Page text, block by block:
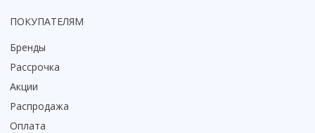
ПОКУПАТЕЛЯМ
Бренды
Рассрочка
Акции
Распродажа
Оплата